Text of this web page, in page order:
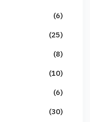
(6)
(25)
(8)
(10)
(6)
(30)